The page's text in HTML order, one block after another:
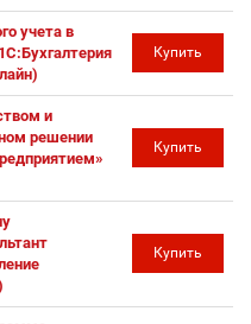
учета в
Купить
и
решении
Купить
Купить